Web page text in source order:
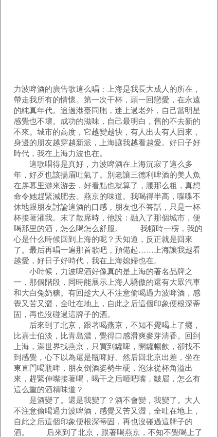
力波啤酒的廣告歌這么唱：上海是我長大成人的所在，
帶走我所有的情懷。第一次干杯，頭一回戀愛，在永遠
的純真年代。追過港臺同胞，迷上過老外，自己當明星
感覺也不壞。成功的滋味，自己最明白，舊的不去新的
不來。城市的高度，它越變越快，有人出去有人回來，
身邊的朋友越穿越新派，上海讓我越看越愛。好日子好
時代，我在上海力波也在。
這歌唱得是真好，力波啤酒在上海沉寂了這么多
年，好歹也該揚眉吐氣了。別老讓三德利啤酒的美人魚
在屏幕里游來游去，好看點也就算了，腰那么粗，真想
命令她趕緊減肥去。 燕京的味道。我喝得半高，喋喋不
休地跟朋友討論這酒的口感，朋友也不答話，只是一杯
杯接著灌我。末了散席時，他說：融入了那個城市，便
喝那里的酒，怎么喝怎么舒服。 我頓時一楞，我的
心是什么時候回到上海的呢？天知道，反正就是回來
了。最后再唱一遍那首歌吧，預備起……上海讓我越看
越愛，好日子好時代，我在上海媳婦也在。
小時候，力波啤酒好像真的是上海的著名品牌之
一，那個階段，同時能展示上海人驕傲的還有大眾汽車
和大白兔奶糖。有回趁大人不注意偷喝過力波啤酒，感
覺又苦又澀，全吐在地上，自此之后這個印象便根深蒂
固，再也沒碰過這牌子的酒。
后來到了北京，跟著喝燕京，不知不覺喝上了癮，
比嘉士伯淡，比青島濃，覺得口感滑爽麥芽清香。回到
上海，滿世界找燕京，只買到罐啤，開罐暢飲，卻找不
到感覺，心下以為還是瓶啤好。然后回北京出差，坐在
東直門喝瓶啤，朋友倒酒姿勢生硬，泡沫從杯角溢出
來，趕緊伸嘴接著喝，喝干之后咂吧嘴，皺眉，怎么有
這么重的酒精味道？
是酒變了。還是我變了？酒不會變，我變了。 大人
不注意偷喝過力波啤酒，感覺又苦又澀，全吐在地上，
自此之后這個印象便根深蒂固，再也沒碰過這牌子的
酒。 后來到了北京，跟著喝燕京，不知不覺喝上了